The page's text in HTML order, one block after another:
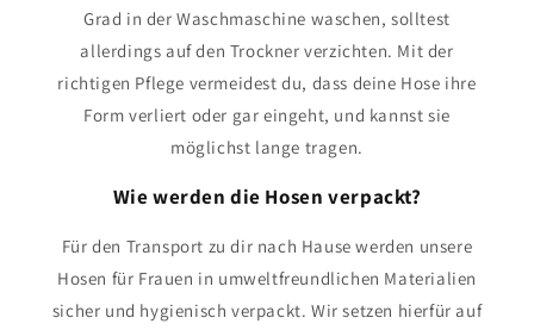
Grad in der Waschmaschine waschen, solltest
allerdings auf den Trockner verzichten. Mit der
richtigen Pflege vermeidest du, dass deine Hose ihre
Form verliert oder gar eingeht, und kannst sie
möglichst lange tragen.
Wie werden die Hosen verpackt?
Für den Transport zu dir nach Hause werden unsere
Hosen für Frauen in umweltfreundlichen Materialien
sicher und hygienisch verpackt. Wir setzen hierfür auf